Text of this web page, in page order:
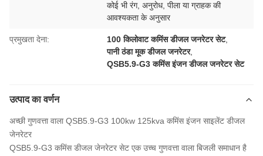
कोई भी रंग, अनुरोध, पीला या ग्राहक की
आवश्यकता के अनुसार
प्रमुखता देना: 100 किलोवाट कमिंस डीजल जनरेटर सेट,
पानी ठंडा मूक डीजल जनरेटर,
QSB5.9-G3 कमिंस इंजन डीजल जनरेटर सेट
उत्पाद का वर्णन
अच्छी गुणवत्ता वाला QSB5.9-G3 100kw 125kva कमिंस इंजन साइलेंट डीजल
जेनरेटर
QSB5.9-G3 कमिंस डीजल जेनरेटर सेट एक उच्च गुणवत्ता वाला बिजली समाधान है